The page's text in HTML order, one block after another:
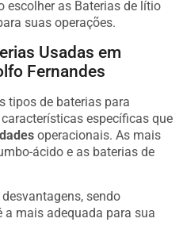
escolher as Baterias de lítio
suas operações.
Usadas em
Fernandes
tipos de baterias para
específicas que
operacionais. As mais
ácido e as baterias de
sendo
mais adequada para sua